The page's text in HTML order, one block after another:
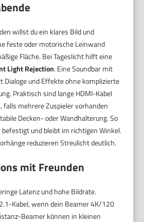
willst du ein klares Bild und
feste oder motorische Leinwand
Fläche. Bei Tageslicht hilft eine
Light Rejection. Eine Soundbar mit
Dialoge und Effekte ohne komplizierte
Praktisch sind lange HDMI-Kabel
falls mehrere Zuspieler vorhanden
Decken- oder Wandhalterung. So
und bleibt im richtigen Winkel.
reduzieren Streulicht deutlich.
mit Freunden
Latenz und hohe Bildrate.
Kabel, wenn dein Beamer 4K/120
Beamer können in kleinen